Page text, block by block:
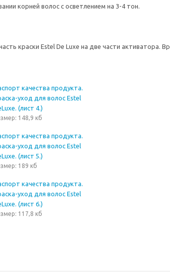
корней волос с осветлением на 3-4 тон.
краски Estel De Luxe на две части активатора.
качества продукта.
уход для волос Estel
(лист 4.)
148,9 кб
качества продукта.
уход для волос Estel
(лист 5.)
189 кб
качества продукта.
уход для волос Estel
(лист 6.)
117,8 кб